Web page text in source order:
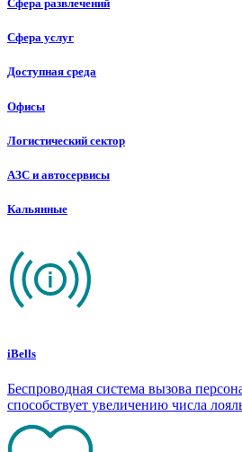
Сфера развлечений
Сфера услуг
Доступная среда
Офисы
Логистический сектор
АЗС и автосервисы
Кальянные
iBells
Беспроводная система вызова
способствует увеличению числа